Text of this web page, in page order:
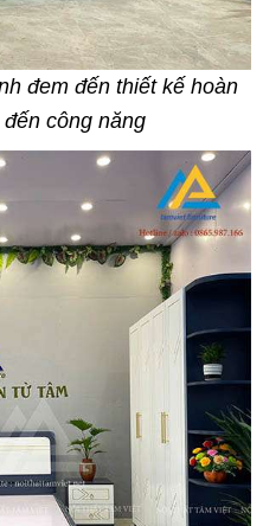
đem đến thiết kế hoàn
công năng